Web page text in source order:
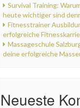
Survival Training:
heute wichtiger sind
Fitnesstrainer
erfolgreiche
Massageschule
deine erfolgreiche
Neueste